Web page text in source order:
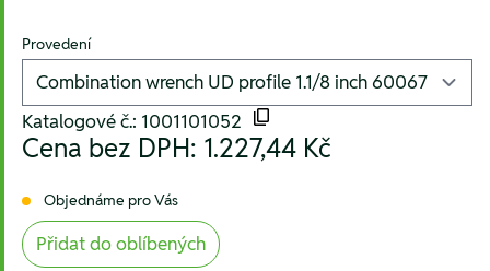
Provedení
Katalogové č.: 1001101052
Cena bez DPH: 1.227,44 Kč
Objednáme pro Vás
Přidat do oblíbených